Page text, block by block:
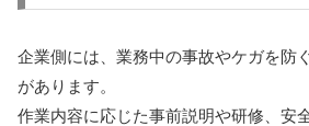
企業側には、業務中の事故やケガを防
があります。
作業内容に応じた事前説明や研修、安